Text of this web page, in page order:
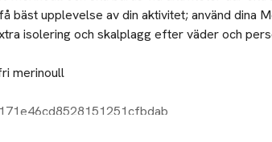
bäst upplevelse av din aktivitet; använd dina
isolering och skalplagg efter väder och
merinoull